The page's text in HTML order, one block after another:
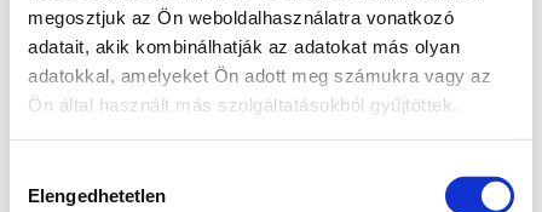
megosztjuk az Ön weboldalhasználatra vonatkozó
adatait, akik kombinálhatják az adatokat más olyan
adatokkal, amelyeket Ön adott meg számukra vagy az
Ön által használt más szolgáltatásokból gyűjtöttek.
kiválasztása
Elengedhetetlen
loadingwww.bicapp.hu
(see the browser console for more